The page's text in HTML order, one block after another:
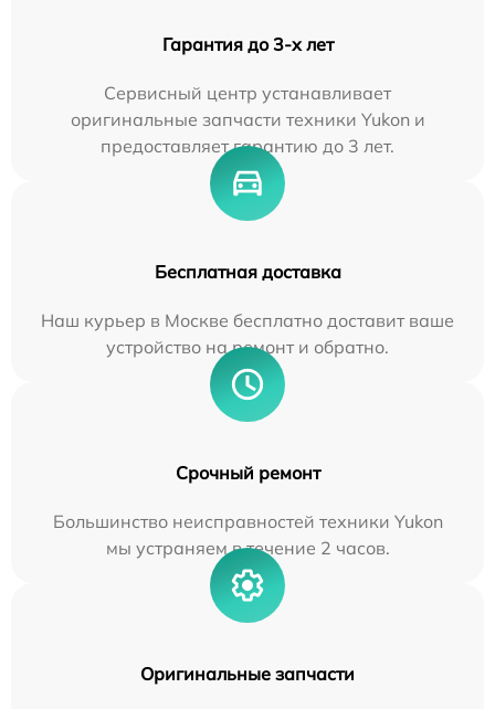
Гарантия до 3-х лет
Сервисный центр устанавливает
оригинальные запчасти техники Yukon и
предоставляет гарантию до 3 лет.
Бесплатная доставка
Наш курьер в Москве бесплатно доставит ваше
устройство на ремонт и обратно.
Срочный ремонт
Большинство неисправностей техники Yukon
мы устраняем в течение 2 часов.
Оригинальные запчасти